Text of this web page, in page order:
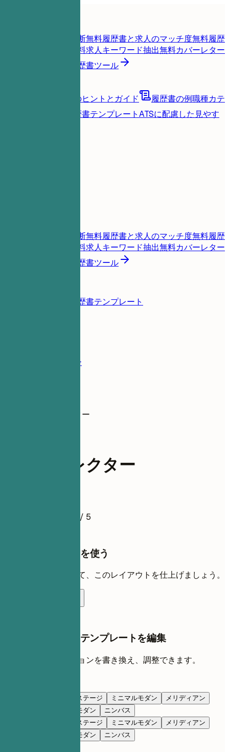
履歴書スコア即時診断無料履歴書と求人のマッチ度無料履歴
無料求人キーワード抽出無料カバーレター
すべての履歴書ツール
キャリアのヒントとガイド 履歴書の例職種カテ
履歴書テンプレートATSに配慮した見やす
履歴書スコア即時診断無料履歴書と求人のマッチ度無料履歴
無料求人キーワード抽出無料カバーレター
すべての履歴書ツール
履歴書テンプレート
履歴書ビルダー
編集ディレクター
編集ディレクター
/ 5
このテンプレートを使う
自分の経歴を追加して、このレイアウトを仕上げましょう。
AIチャットでこのテンプレートを編集
AIと一緒に各セクションを書き換え、調整できます。
プレステージ ミニマルモダン
メリディアン
クリーンモダン
ニンバス
プレステージ ミニマルモダン
メリディアン
クリーンモダン ニンバス